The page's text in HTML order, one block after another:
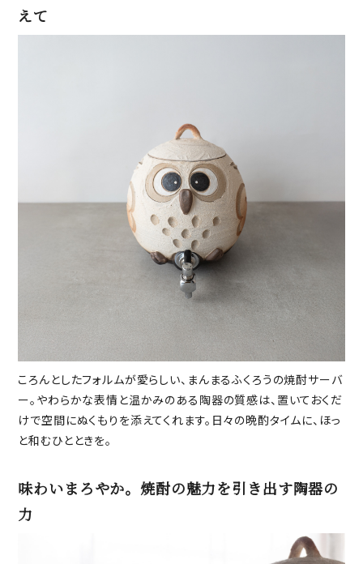
えて
ころんとしたフォルムが愛らしい、まんまるふくろうの焼酎サーバ
ー。やわらかな表情と温かみのある陶器の質感は、置いておくだ
けで空間にぬくもりを添えてくれます。日々の晩酌タイムに、ほっ
と和むひとときを。
味わいまろやか。焼酎の魅力を引き出す陶器の
力